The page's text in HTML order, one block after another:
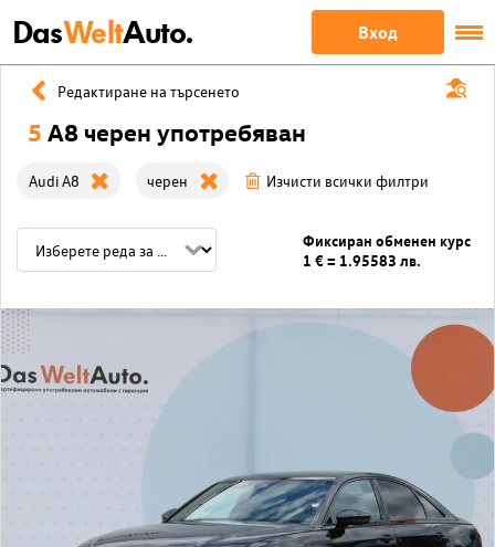
DasWeltAuto. Вход
Редактиране на търсенето
5 A8 черен употребяван
Audi A8 черен Изчисти всички филтри
Фиксиран обменен курс
1 € = 1.95583 лв.